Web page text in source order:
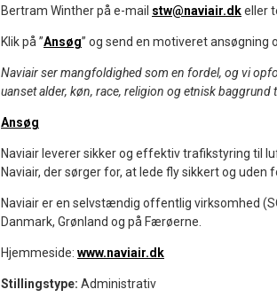
Bertram Winther på e-mail stw@naviair.dkeller
Klik på ”Ansøg” og send en motiveret ansøgning
Naviair ser mangfoldighed som en fordel, og vi
uanset alder, køn, race, religion og etnisk baggrund
Ansøg
Naviair leverer sikker og effektiv trafikstyring til
Naviair, der sørger for, at lede fly sikkert og
Naviair er en selvstændig offentlig virksomhed
Danmark, Grønland og på Færøerne.
Hjemmeside: www.naviair.dk
Stillingstype: Administrativ